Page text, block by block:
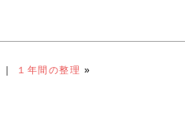
｜ １年間の整理 »